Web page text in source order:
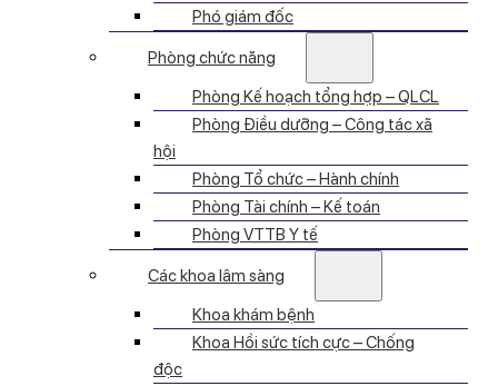
Phó giám đốc
Phòng chức năng
Phòng Kế hoạch tổng hợp – QLCL
Phòng Điều dưỡng – Công tác xã
hội
Phòng Tổ chức – Hành chính
Phòng Tài chính – Kế toán
Phòng VTTB Y tế
Các khoa lâm sàng
Khoa khám bệnh
Khoa Hồi sức tích cực – Chống
độc